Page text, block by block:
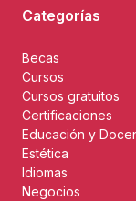
Categorías
Becas
Cursos
Cursos gratuitos
Certificaciones
Educación y
Estética
Idiomas
Negocios